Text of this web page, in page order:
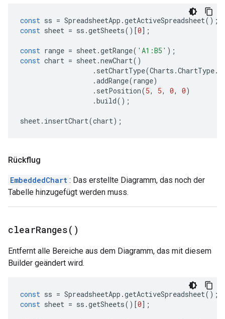
const ss = SpreadsheetApp .getActiveSpreadsheet();
const sheet = ss .getSheets()[0];
const range = sheet.getRange( 'A1:B5' );
const chart = sheet.newChart()
. setChartType(Charts .ChartType.
.addRange(range)
. setPosition(5, 5, 0, 0)
.build();
sheet. insertChart(chart);
Rückflug
EmbeddedChart : Das erstellte Diagramm, das noch der
Tabelle hinzugefügt werden muss.
clearRanges( )
Entfernt alle Bereiche aus dem Diagramm, das mit diesem
Builder geändert wird.
const ss = SpreadsheetApp .getActiveSpreadsheet();
const sheet = ss .getSheets()[0];